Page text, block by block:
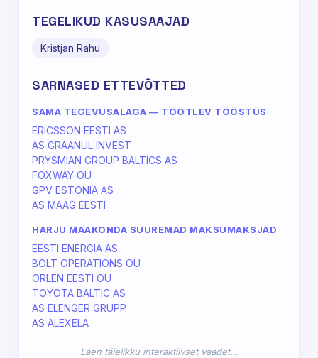
TEGELIKUD KASUSAAJAD
Kristjan Rahu
SARNASED ETTEVÕTTED
SAMA TEGEVUSALAGA — TÖÖTLEV TÖÖSTUS
ERICSSON EESTI AS
AS GRAANUL INVEST
PRYSMIAN GROUP BALTICS AS
FOXWAY OÜ
GPV ESTONIA AS
AS MAAG EESTI
HARJU MAAKONDA SUUREMAD MAKSUMAKSJAD
EESTI ENERGIA AS
BOLT OPERATIONS OÜ
ORLEN EESTI OÜ
TOYOTA BALTIC AS
AS ELENGER GRUPP
AS ALEXELA
Laen täielikku interaktiivset vaadet…